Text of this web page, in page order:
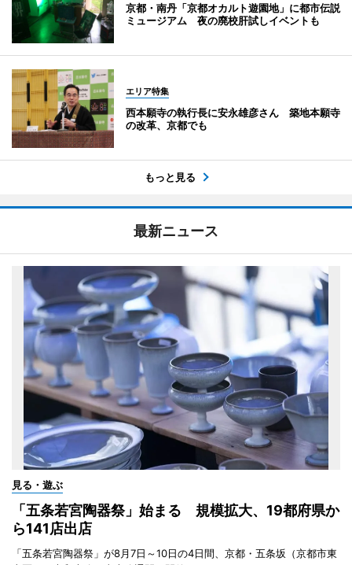
京都・南丹「京都オカルト遊園地」に都市伝説
ミュージアム 夜の廃校肝試しイベントも
エリア特集
西本願寺の執行長に安永雄彦さん 築地本願寺
の改革、京都でも
もっと見る
最新ニュース
見る・遊ぶ
「五条若宮陶器祭」始まる 規模拡大、19都府県か
ら141店出店
「五条若宮陶器祭」が8月7日～10日の4日間、京都・五条坂（京都市東